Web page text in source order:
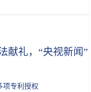
收藏丨教你做个精致女孩
献礼，“央视新闻”
项专利授权